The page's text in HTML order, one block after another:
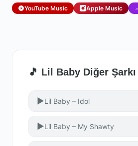
YouTube Music Apple Music
🎵 Lil Baby Diğer
▶Lil Baby – Idol
▶Lil Baby – My Shawty